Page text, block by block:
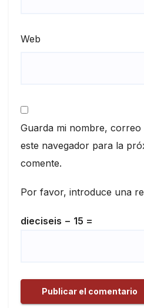
Web
Guarda mi nombre,
este navegador para la
comente.
Por favor, introduce una
dieciseis − 15 =